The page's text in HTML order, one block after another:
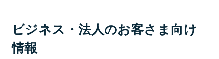
ビジネス・法人のお客さま向け
情報